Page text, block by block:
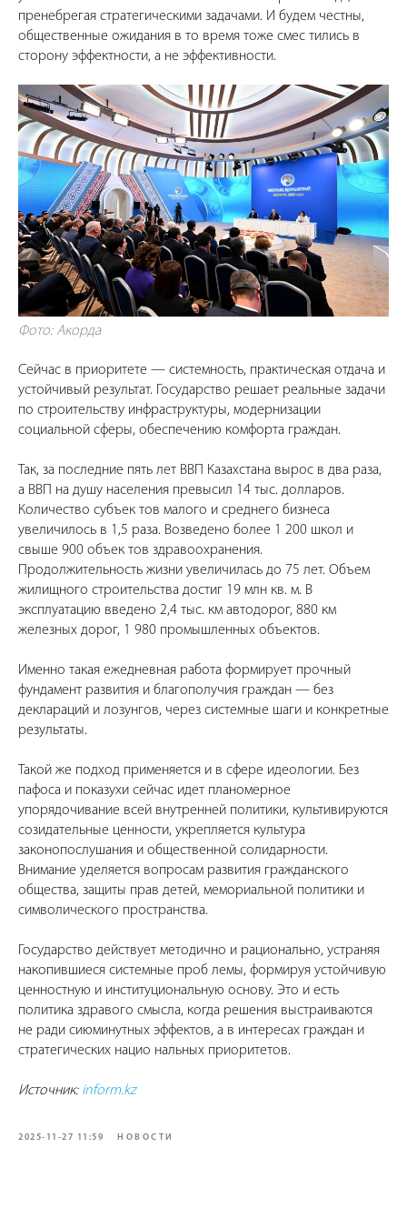
пренебрегая стратегическими задачами. И будем честны,
общественные ожидания в то время тоже смес тились в
сторону эффектности, а не эффективности.
Фото: Акорда
Сейчас в приоритете — системность, практическая отдача и
устойчивый результат. Государство решает реальные задачи
по строительству инфраструктуры, модернизации
социальной сферы, обеспечению комфорта граждан.
Так, за последние пять лет ВВП Казахстана вырос в два раза,
а ВВП на душу населения превысил 14 тыс. долларов.
Количество субъек тов малого и среднего бизнеса
увеличилось в 1,5 раза. Возведено более 1 200 школ и
свыше 900 объек тов здравоохранения.
Продолжительность жизни увеличилась до 75 лет. Объем
жилищного строительства достиг 19 млн кв. м. В
эксплуатацию введено 2,4 тыс. км автодорог, 880 км
железных дорог, 1 980 промышленных объектов.
Именно такая ежедневная работа формирует прочный
фундамент развития и благополучия граждан — без
деклараций и лозунгов, через системные шаги и конкретные
результаты.
Такой же подход применяется и в сфере идеологии. Без
пафоса и показухи сейчас идет планомерное
упорядочивание всей внутренней политики, культивируются
созидательные ценности, укрепляется культура
законопослушания и общественной солидарности.
Внимание уделяется вопросам развития гражданского
общества, защиты прав детей, мемориальной политики и
символического пространства.
Государство действует методично и рационально, устраняя
накопившиеся системные проб лемы, формируя устойчивую
ценностную и институциональную основу. Это и есть
политика здравого смысла, когда решения выстраиваются
не ради сиюминутных эффектов, а в интересах граждан и
стратегических нацио нальных приоритетов.
Источник: inform.kz
2025-11-27 11:59 НОВОСТИ